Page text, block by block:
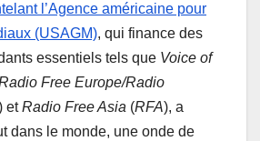
l’Agence américaine pour
(USAGM), qui finance des
essentiels tels que Voice of
Free Europe/Radio
etRadio Free Asia (RFA), a
dans le monde, une onde de